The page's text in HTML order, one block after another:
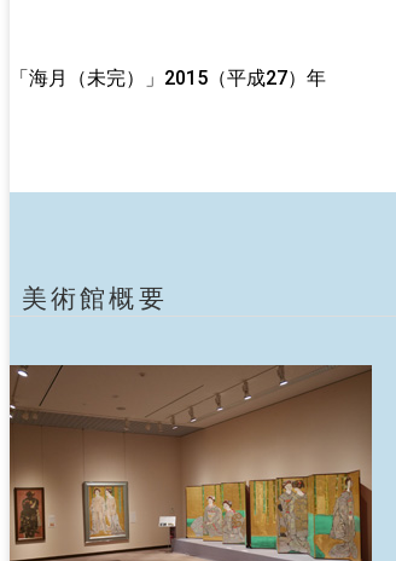
「海月（未完）」2015（平成27）年
美術館概要